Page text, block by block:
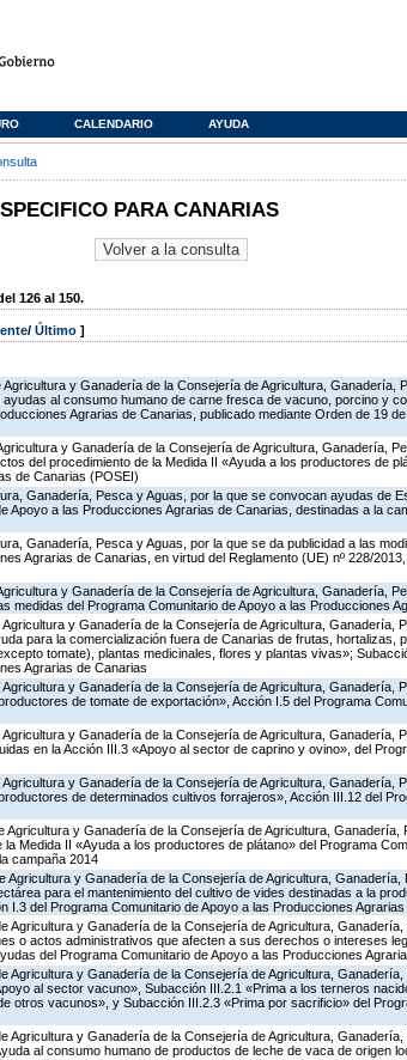
CALENDARIO AYUDA
PARA CANARIAS
126 al 150.
/ Último ]
y Ganadería de la Consejería de Agricultura, Ganadería,
al consumo humano de carne fresca de vacuno, porcino y
Agrarias de Canarias, publicado mediante Orden de 19
y Ganadería de la Consejería de Agricultura, Ganadería,
del procedimiento de la Medida II «Ayuda a los productores de
de Canarias (POSEI)
Ganadería, Pesca y Aguas, por la que se convocan ayudas de
Apoyo a las Producciones Agrarias de Canarias, destinadas a la
Ganadería, Pesca y Aguas, por la que se da publicidad a las
Agrarias de Canarias, en virtud del Reglamento (UE) nº 228/
y Ganadería de la Consejería de Agricultura, Ganadería,
medidas del Programa Comunitario de Apoyo a las Producciones
y Ganadería de la Consejería de Agricultura, Ganadería,
para la comercialización fuera de Canarias de frutas, hortalizas,
tomate), plantas medicinales, flores y plantas vivas»;
Agrarias de Canarias
y Ganadería de la Consejería de Agricultura, Ganadería,
de tomate de exportación», Acción I.5 del Programa
y Ganadería de la Consejería de Agricultura, Ganadería,
en la Acción III.3 «Apoyo al sector de caprino y ovino», del
y Ganadería de la Consejería de Agricultura, Ganadería,
de determinados cultivos forrajeros», Acción III.12 del
Agricultura y Ganadería de la Consejería de Agricultura, Ganadería,
Medida II «Ayuda a los productores de plátano» del Programa
campaña 2014
Agricultura y Ganadería de la Consejería de Agricultura,
para el mantenimiento del cultivo de vides destinadas a la
I.3 del Programa Comunitario de Apoyo a las Producciones
Agricultura y Ganadería de la Consejería de Agricultura,
o actos administrativos que afecten a sus derechos o intereses
del Programa Comunitario de Apoyo a las Producciones
Agricultura y Ganadería de la Consejería de Agricultura,
al sector vacuno», Subacción III.2.1 «Prima a los terneros
otros vacunos», y Subacción III.2.3 «Prima por sacrificio» del
Agricultura y Ganadería de la Consejería de Agricultura,
al consumo humano de productos de leche de vaca de origen